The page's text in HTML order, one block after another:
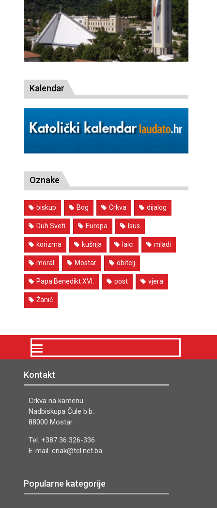
Kalendar
Oznake
biskup Bog Crkva dijalog
Duh Sveti Europa Isus
korizma kušnja laici mladi
moral Mostar obitelj
Papa Benedikt XVI. post vjera
Žanić
Kontakt
Crkva na kamenu
Nadbiskupa Čule b.b.
88000 Mostar
Tel. +387 36 326-336
E-mail: cnak@tel.net.ba
Popularne kategorije